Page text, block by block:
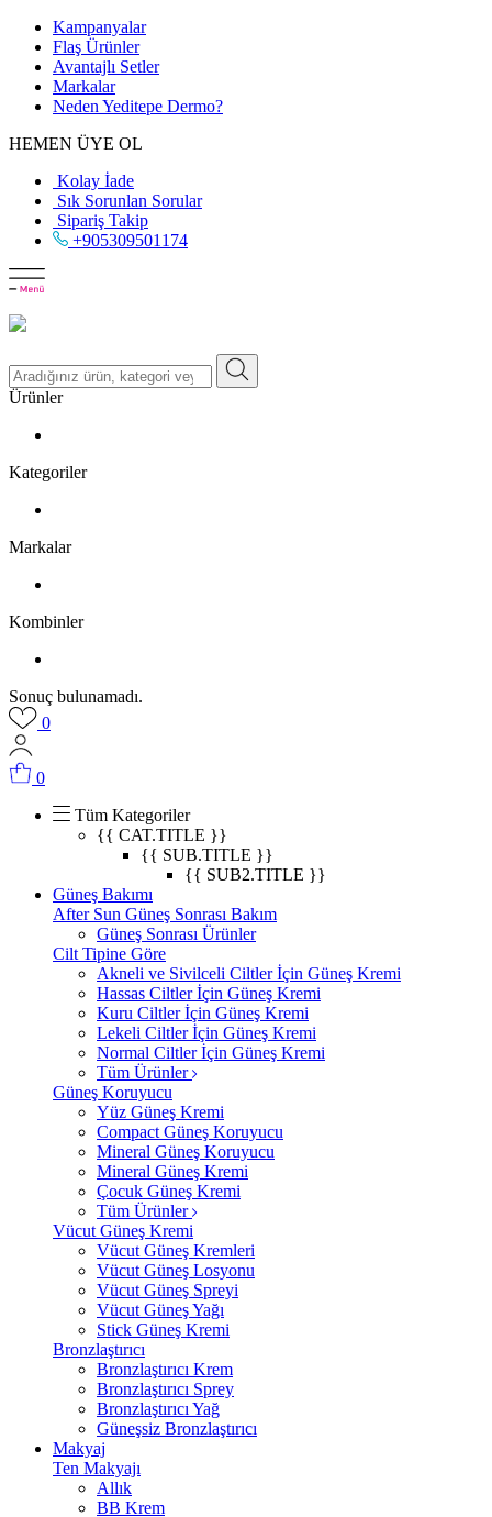
Kampanyalar
Flaş Ürünler
Avantajlı Setler
Markalar
Neden Yeditepe Dermo?
HEMEN ÜYE OL
Kolay İade
Sık Sorunlan Sorular
Sipariş Takip
+905309501174
Ürünler
Kategoriler
Markalar
Kombinler
Sonuç bulunamadı.
0
0
Tüm Kategoriler
{{ CAT.TITLE }}
{{ SUB.TITLE }}
{{ SUB2.TITLE }}
Güneş Bakımı
After Sun Güneş Sonrası Bakım
Güneş Sonrası Ürünler
Cilt Tipine Göre
Akneli ve Sivilceli Ciltler İçin Güneş Kremi
Hassas Ciltler İçin Güneş Kremi
Kuru Ciltler İçin Güneş Kremi
Lekeli Ciltler İçin Güneş Kremi
Normal Ciltler İçin Güneş Kremi
Tüm Ürünler
Güneş Koruyucu
Yüz Güneş Kremi
Compact Güneş Koruyucu
Mineral Güneş Koruyucu
Mineral Güneş Kremi
Çocuk Güneş Kremi
Tüm Ürünler
Vücut Güneş Kremi
Vücut Güneş Kremleri
Vücut Güneş Losyonu
Vücut Güneş Spreyi
Vücut Güneş Yağı
Stick Güneş Kremi
Bronzlaştırıcı
Bronzlaştırıcı Krem
Bronzlaştırıcı Sprey
Bronzlaştırıcı Yağ
Güneşsiz Bronzlaştırıcı
Makyaj
Ten Makyajı
Allık
BB Krem